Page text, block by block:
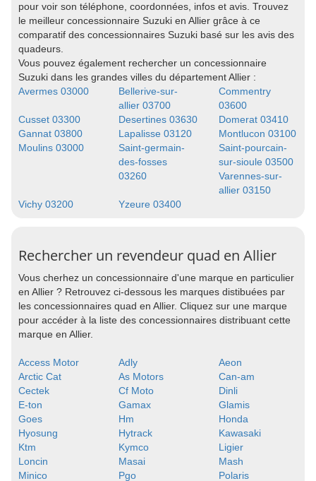
pour voir son téléphone, coordonnées, infos et avis. Trouvez
le meilleur concessionnaire Suzuki en Allier grâce à ce
comparatif des concessionnaires Suzuki basé sur les avis des
quadeurs.
Vous pouvez également rechercher un concessionnaire
Suzuki dans les grandes villes du département Allier :
Avermes 03000
Bellerive-sur-
allier 03700
Commentry
03600
Cusset 03300
Desertines 03630
Domerat 03410
Gannat 03800
Lapalisse 03120
Montlucon 03100
Moulins 03000
Saint-germain-
des-fosses
03260
Saint-pourcain-
sur-sioule 03500
Varennes-sur-
allier 03150
Vichy 03200
Yzeure 03400
Rechercher un revendeur quad en Allier
Vous cherhez un concessionnaire d'une marque en particulier
en Allier ? Retrouvez ci-dessous les marques distibuées par
les concessionnaires quad en Allier. Cliquez sur une marque
pour accéder à la liste des concessionnaires distribuant cette
marque en Allier.
Access Motor Adly
Aeon
Arctic Cat
As Motors
Can-am
Cectek
Cf Moto
Dinli
E-ton
Gamax
Glamis
Goes
Hm
Honda
Hyosung
Hytrack
Kawasaki
Ktm
Kymco
Ligier
Loncin
Masai
Mash
Minico
Pgo Polaris